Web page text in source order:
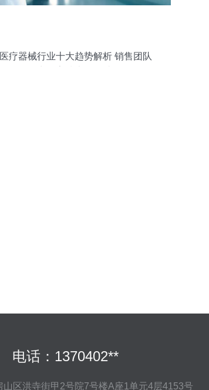
疗器械行业十大趋势解析 销售团队
电话：1370402**
山区洪寺街甲2号院7号楼A座1单元4层4153号